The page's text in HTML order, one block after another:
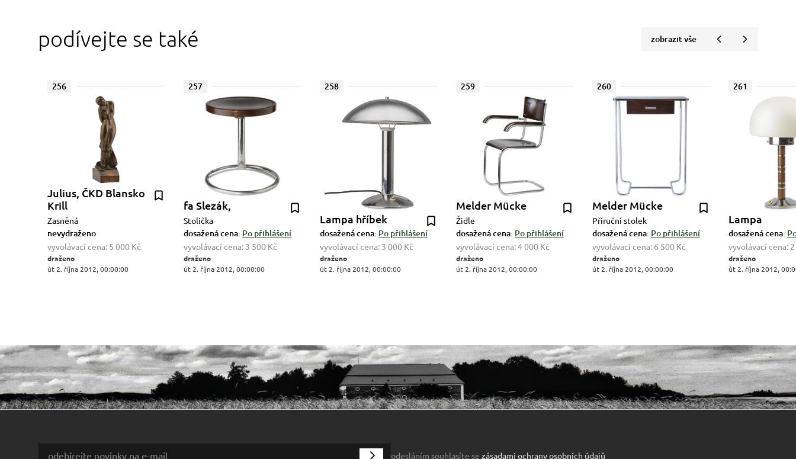
podívejte se také zobrazit vše
256
Julius, ČKD Blansko
Krill
Zasněná
nevydraženo
vyvolávací cena: 5 000 Kč
draženo
út 2. října 2012, 00:00:00
257
fa Slezák,
Stolička
dosažená cena: Po přihlášení
vyvolávací cena: 3 500 Kč
draženo
út 2. října 2012, 00:00:00
258
Lampa hříbek
dosažená cena: Po přihlášení
vyvolávací cena: 3 000 Kč
draženo
út 2. října 2012, 00:00:00
259
Melder Mücke
Židle
dosažená cena: Po přihlášení
vyvolávací cena:4 000 Kč
draženo
út 2. října 2012, 00:00:00
260
Melder Mücke
Příruční stolek
dosažená cena: Po přihlášení
vyvolávací cena: 6 500 Kč
draženo
út 2. října 2012, 00:00:00
261
Lampa
dosažená cena:
vyvolávací cena:
draženo
út 2. října 2012,
odesláním souhlasíte se zásadami ochrany osobních údajů